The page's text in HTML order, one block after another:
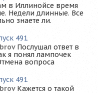
в Иллинойсе время
Недели длинные. Все
знаете ли.
491
Послушал ответ в
я понял лампочек
вопроса
491
Кажется о такой